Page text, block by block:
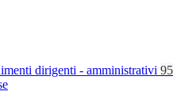
dirigenti - amministrativi 95